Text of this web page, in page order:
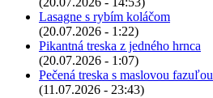
Lasagne s rybím koláčom
(20.07.2026 - 1:22)
Pikantná treska z jedného hrnca
(20.07.2026 - 1:07)
Pečená treska s maslovou fazuľou
(11.07.2026 - 23:43)